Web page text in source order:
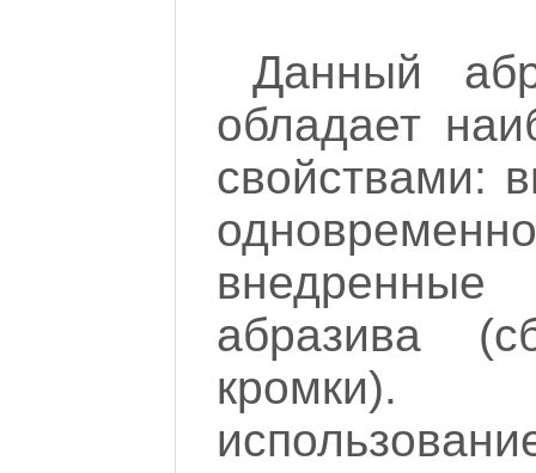
Данный
обладает
свойствами:
абразива
кромки).